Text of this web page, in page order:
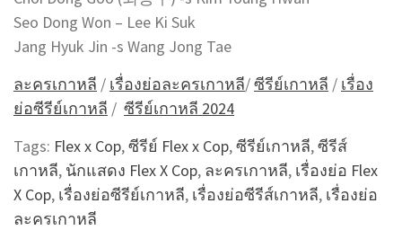
Seo Dong Won – Lee Ki Suk
Jang Hyuk Jin -s Wang Jong Tae
ละครเกาหลี / เรื่องย่อละครเกาหลี/ซีรีย์เกาหลี / เรื่อง
ย่อซีรีย์เกาหลี / ซีรีย์เกาหลี 2024
Tags: Flex x Cop,ซีรีย์ Flex x Cop,ซีรีย์เกาหลี,ซีรีส์
เกาหลี, นักแสดง Flex X Cop, ละครเกาหลี, เรื่องย่อ Flex
X Cop, เรื่องย่อซีรีย์เกาหลี, เรื่องย่อซีรีส์เกาหลี, เรื่องย่อ
ละครเกาหลี